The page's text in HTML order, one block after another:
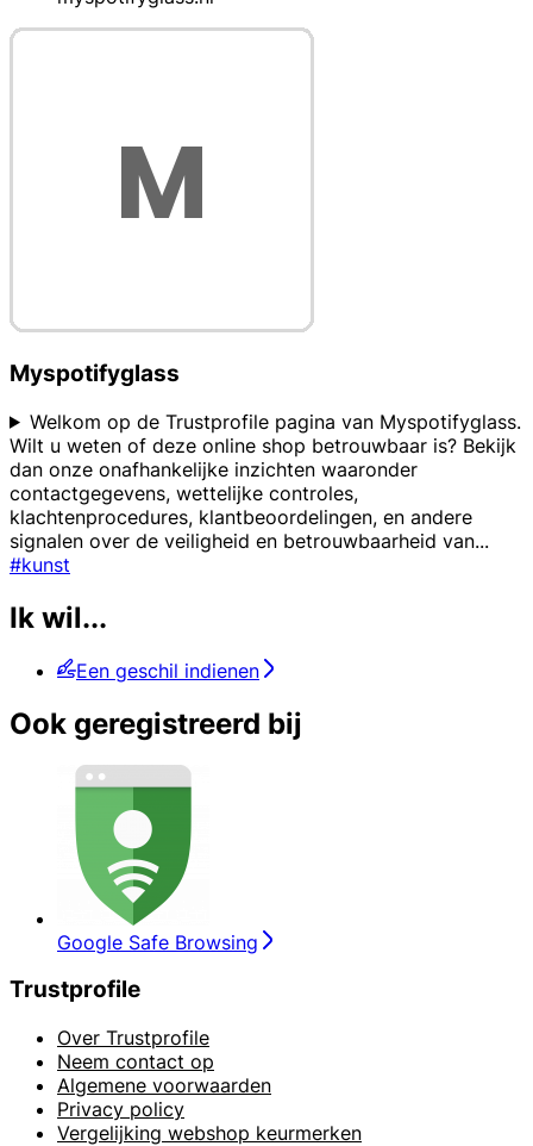
Myspotifyglass
Welkom op de Trustprofile pagina van Myspotifyglass.
Wilt u weten of deze online shop betrouwbaar is? Bekijk
dan onze onafhankelijke inzichten waaronder
contactgegevens, wettelijke controles,
klachtenprocedures, klantbeoordelingen, en andere
signalen over de veiligheid en betrouwbaarheid van...
#kunst
Ik wil...
Een geschil indienen
Ook geregistreerd bij
Google Safe Browsing
Trustprofile
Over Trustprofile
Neem contact op
Algemene voorwaarden
Privacy policy
Vergelijking webshop keurmerken